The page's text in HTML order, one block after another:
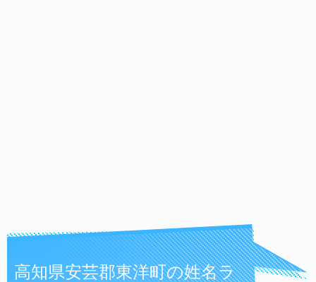
高知県安芸郡東洋町の姓名ラ